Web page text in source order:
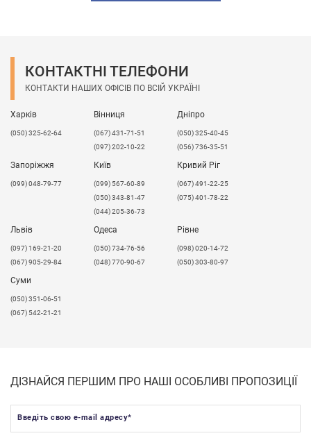
КОНТАКТНІ ТЕЛЕФОНИ
КОНТАКТИ НАШИХ ОФІСІВ ПО ВСІЙ УКРАЇНІ
Харків
(050) 325-62-64
Вінниця
(067) 431-71-51
(097) 202-10-22
Дніпро
(050) 325-40-45
(056) 736-35-51
Запоріжжя
(099) 048-79-77
Київ
(099) 567-60-89
(050) 343-81-47
(044) 205-36-73
Кривий Ріг
(067) 491-22-25
(075) 401-78-22
Львів
​(097) 169-21-20
(067) 905-29-84
Одеса
(050) 734-76-56
(048) 770-90-67
Рівне
(098) 020-14-72
(050) 303-80-97
Суми
(050) 351-06-51
(067) 542-21-21
ДІЗНАЙСЯ ПЕРШИМ ПРО НАШІ ОСОБЛИВІ ПРОПОЗИЦІЇ
Введіть свою e-mail адресу*